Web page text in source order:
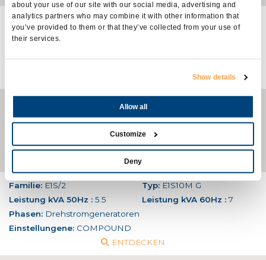
about your use of our site with our social media, advertising and
analytics partners who may combine it with other information that
you’ve provided to them or that they’ve collected from your use of
their services.
Show details
Allow all
Customize
Deny
Familie:SPE-E1E Typ:E1E13M D
Leistung kVA 50Hz :
Leistung kVA 60Hz :
Einstellungene:AVR
Typ:
Leistung kVA 50Hz :18 Leistung kVA 60Hz :21,5
Einphasige Generatoren
Einstellungene:AVR
ENTDECKEN
Familie: E1S/2 Typ: E1S10M G
Leistung kVA 50Hz : 5.5 Leistung kVA 60Hz : 7
Phasen: Drehstromgeneratoren
Einstellungene: COMPOUND
ENTDECKEN